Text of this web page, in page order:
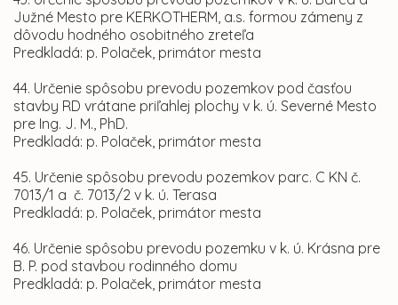
Južné Mesto pre KERKOTHERM, a.s. formou zámeny z
dôvodu hodného osobitného zreteľa
Predkladá: p. Polaček, primátor mesta
44. Určenie spôsobu prevodu pozemkov pod časťou
stavby RD vrátane priľahlej plochy v k. ú. Severné Mesto
pre Ing. J. M., PhD.
Predkladá: p. Polaček, primátor mesta
45. Určenie spôsobu prevodu pozemkov parc. C KN č.
7013/1 a č. 7013/2 v k. ú. Terasa
Predkladá: p. Polaček, primátor mesta
46. Určenie spôsobu prevodu pozemku v k. ú. Krásna pre
B. P. pod stavbou rodinného domu
Predkladá: p. Polaček, primátor mesta